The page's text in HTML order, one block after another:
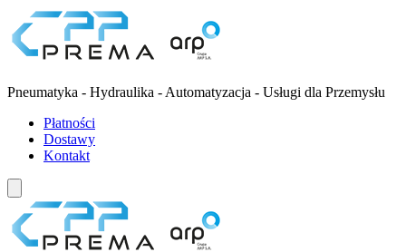
Pneumatyka - Hydraulika - Automatyzacja - Usługi dla Przemysłu
Płatności
Dostawy
Kontakt